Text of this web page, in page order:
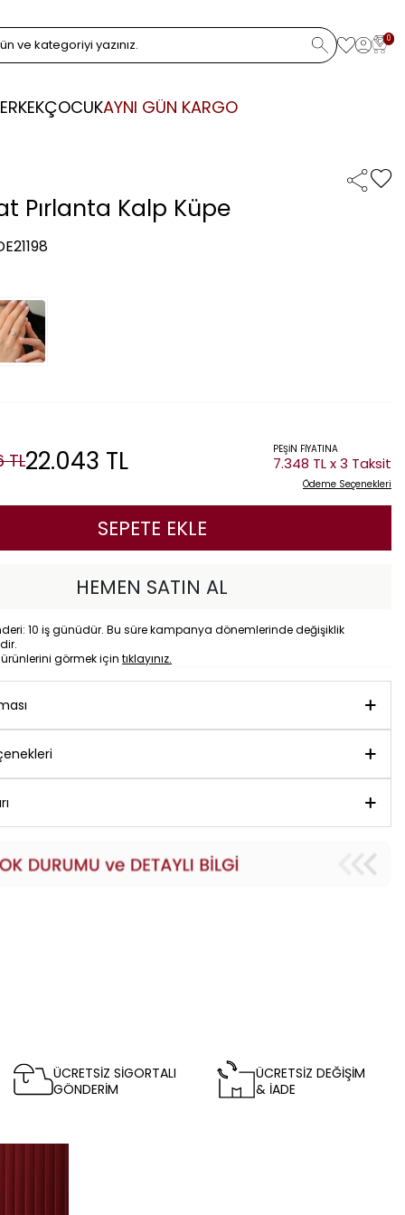
0
ERKEKÇOCUKAYNI GÜN KARGO
Pırlanta Kalp Küpe
TL22.043 TL PEŞİN FİYATINA
7.348 TL x 3 Taksit
Ödeme Seçenekleri
SEPETE EKLE
HEMEN SATIN AL
10 iş günüdür. Bu süre kampanya dönemlerinde değişiklik
ürünlerini görmek için tıklayınız.
ÜCRETSİZ SİGORTALI
GÖNDERİM
ÜCRETSİZ DEĞİŞİM
& İADE